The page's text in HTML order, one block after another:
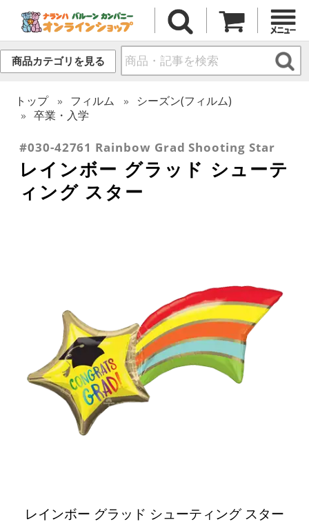
商品カテゴリを見る
トップ フィルム
シーズン(フィルム)
卒業・入学
#030-42761 Rainbow Grad Shooting Star
レインボー グラッド シューテ
ィング スター
レインボー グラッド シューティング スター